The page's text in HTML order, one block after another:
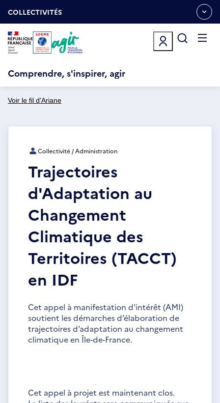
auOUVRIR
LE
MENU
ESPACE
COLLECTIVITÉS
Comprendre, s'inspirer, agir
Voir le fil d'Ariane
Collectivité / Administration
Trajectoires
d'Adaptation au
Changement
Climatique des
Territoires (TACCT)
en IDF
Cet appel à manifestation d'intérêt (AMI)
soutient les démarches d’élaboration de
trajectoires d’adaptation au changement
climatique en Île-de-France.
Cet appel à projet est maintenant clos.